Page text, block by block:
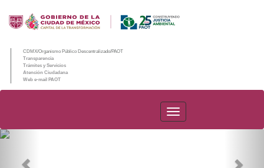
CDMX/Organismo Público Descentralizado/PAOT
Transparencia
Trámites y Servicios
Atención Ciudadana
Web e-mail PAOT
PAOT